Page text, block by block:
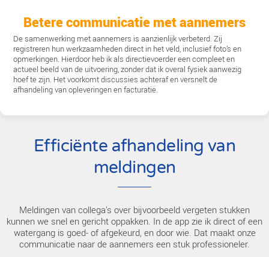
Betere communicatie met
De samenwerking met aannemers is aanzienlijk verbeterd.
registreren hun werkzaamheden direct in het veld, inclusief
opmerkingen. Hierdoor heb ik als directievoerder een